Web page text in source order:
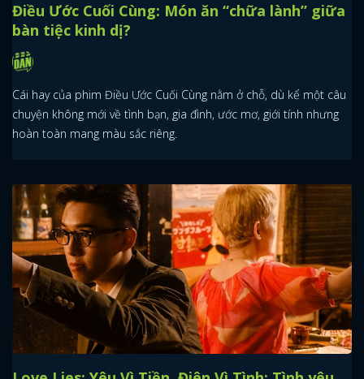
Điều Ước Cuối Cùng: Món ăn “chữa lành” giữa
bàn tiệc kinh dị?
Cái hay của phim Điều Ước Cuối Cùng nằm ở chỗ, dù kể một câu
chuyện không mới về tình bạn, gia đình, ước mơ, giới tính nhưng
hoàn toàn mang màu sắc riêng.